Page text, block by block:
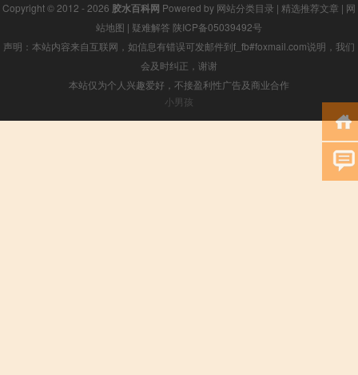
Copyright © 2012 - 2026 胶水百科网 Powered by 网站分类目录 | 精选推荐文章 | 网
站地图 | 疑难解答 陕ICP备05039492号
声明：本站内容来自互联网，如信息有错误可发邮件到f_fb#foxmail.com说明，我们
会及时纠正，谢谢
本站仅为个人兴趣爱好，不接盈利性广告及商业合作
小男孩